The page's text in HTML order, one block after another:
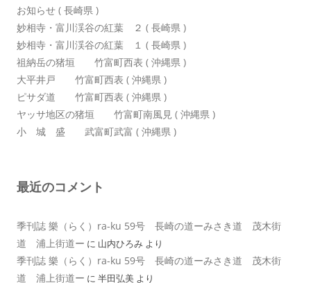
お知らせ ( 長崎県 )
妙相寺・富川渓谷の紅葉 ２ ( 長崎県 )
妙相寺・富川渓谷の紅葉 １ ( 長崎県 )
祖納岳の猪垣 竹富町西表 ( 沖縄県 )
大平井戸 竹富町西表 ( 沖縄県 )
ピサダ道 竹富町西表 ( 沖縄県 )
ヤッサ地区の猪垣 竹富町南風見 ( 沖縄県 )
小 城 盛 武富町武富 ( 沖縄県 )
最近のコメント
季刊誌 樂（らく）ra-ku 59号 長崎の道ーみさき道 茂木街
道 浦上街道ー に 山内ひろみ より
季刊誌 樂（らく）ra-ku 59号 長崎の道ーみさき道 茂木街
道 浦上街道ー に 半田弘美 より